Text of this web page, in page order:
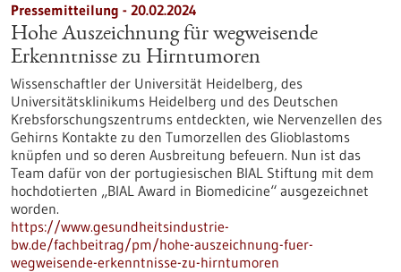
Pressemitteilung - 20.02.2024
Hohe Auszeichnung für wegweisende
Erkenntnisse zu Hirntumoren
Wissenschaftler der Universität Heidelberg, des
Universitätsklinikums Heidelberg und des Deutschen
Krebsforschungszentrums entdeckten, wie Nervenzellen des
Gehirns Kontakte zu den Tumorzellen des Glioblastoms
knüpfen und so deren Ausbreitung befeuern. Nun ist das
Team dafür von der portugiesischen BIAL Stiftung mit dem
hochdotierten „BIAL Award in Biomedicine“ ausgezeichnet
worden.
https://www.gesundheitsindustrie-
bw.de/fachbeitrag/pm/hohe-auszeichnung-fuer-
wegweisende-erkenntnisse-zu-hirntumoren